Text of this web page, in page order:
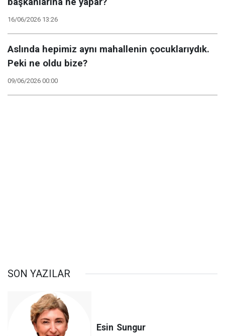
16/06/2026 13:26
Aslında hepimiz aynı mahallenin çocuklarıydık.
Peki ne oldu bize?
09/06/2026 00:00
SON YAZILAR
Esin Sungur